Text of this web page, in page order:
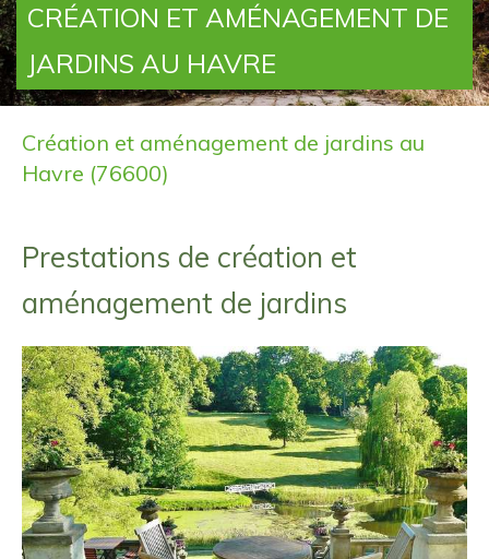
CRÉATION ET AMÉNAGEMENT DE
JARDINS AU HAVRE
Création et aménagement de jardins au
Havre (76600)
Prestations de création et
aménagement de jardins